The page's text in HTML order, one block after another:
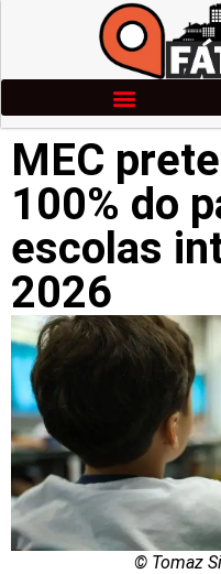
MEC
100% do
escolas
2026
© Tomaz